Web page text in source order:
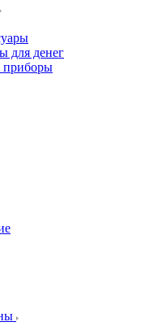
для денег
приборы